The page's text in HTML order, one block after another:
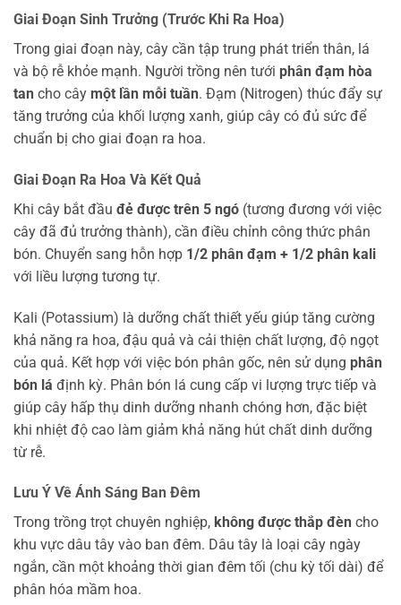
Giai Đoạn Sinh Trưởng (Trước Khi Ra Hoa)
Trong giai đoạn này, cây cần tập trung phát triển thân, lá
và bộ rễ khỏe mạnh. Người trồng nên tưới phân đạm hòa
tan cho cây một lần mỗi tuần. Đạm (Nitrogen) thúc đẩy sự
tăng trưởng của khối lượng xanh, giúp cây có đủ sức để
chuẩn bị cho giai đoạn ra hoa.
Giai Đoạn Ra Hoa Và Kết Quả
Khi cây bắt đầu đẻ được trên 5 ngó (tương đương với việc
cây đã đủ trưởng thành), cần điều chỉnh công thức phân
bón. Chuyển sang hỗn hợp 1/2 phân đạm + 1/2 phân kali
với liều lượng tương tự.
Kali (Potassium) là dưỡng chất thiết yếu giúp tăng cường
khả năng ra hoa, đậu quả và cải thiện chất lượng, độ ngọt
của quả. Kết hợp với việc bón phân gốc, nên sử dụng phân
bón lá định kỳ. Phân bón lá cung cấp vi lượng trực tiếp và
giúp cây hấp thụ dinh dưỡng nhanh chóng hơn, đặc biệt
khi nhiệt độ cao làm giảm khả năng hút chất dinh dưỡng
từ rễ.
Lưu Ý Về Ánh Sáng Ban Đêm
Trong trồng trọt chuyên nghiệp, không được thắp đèn cho
khu vực dâu tây vào ban đêm. Dâu tây là loại cây ngày
ngắn, cần một khoảng thời gian đêm tối (chu kỳ tối dài) để
phân hóa mầm hoa.